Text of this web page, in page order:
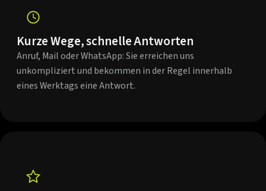
Kurze Wege, schnelle Antworten
Anruf, Mail oder WhatsApp: Sie erreichen uns
unkompliziert und bekommen in der Regel innerhalb
eines Werktags eine Antwort.